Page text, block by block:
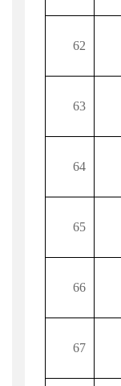
62
63
64
65
66
67